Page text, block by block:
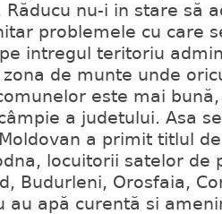
nu-i in stare să
problemele cu care
intregul teritoriu
de munte unde
este mai
a judetului. Asa
a primit titlul
locuitorii satelor de
Budurleni, Orosfaia,
au apă curentă si